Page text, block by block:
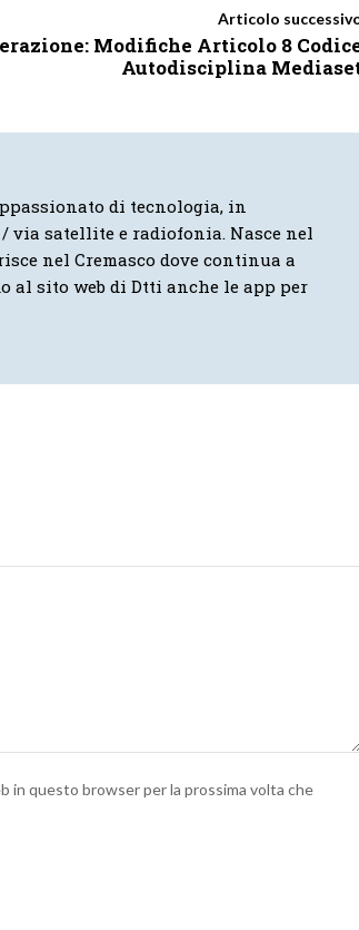
Articolo
Modifiche Articolo 8
Autodisciplina
di tecnologia, in
satellite e radiofonia. Nasce nel
nel Cremasco dove continua a
al sito web di Dtti anche le app per
in questo browser per la prossima volta che